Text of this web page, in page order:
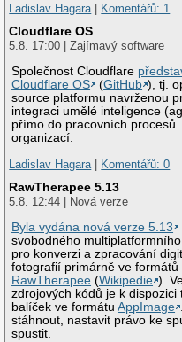
Ladislav Hagara
Komentářů: 1
Cloudflare OS
5.8. 17:00 | Zajímavý software
Společnost Cloudflare
Cloudflare OS
(GitHub ), tj.
source platformu navrženou
integraci umělé inteligence
přímo do pracovních procesů
organizací.
Ladislav Hagara
Komentářů: 0
RawTherapee 5.13
5.8. 12:44 | Nová verze
Byla vydána nová verze 5.13
svobodného
pro konverzi a zpracování
fotografií primárně ve formátů
RawTherapee (Wikipedie ).
zdrojových kódů je k dispozici
balíček ve formátuAppImage
stáhnout, nastavit právo ke
spustit.